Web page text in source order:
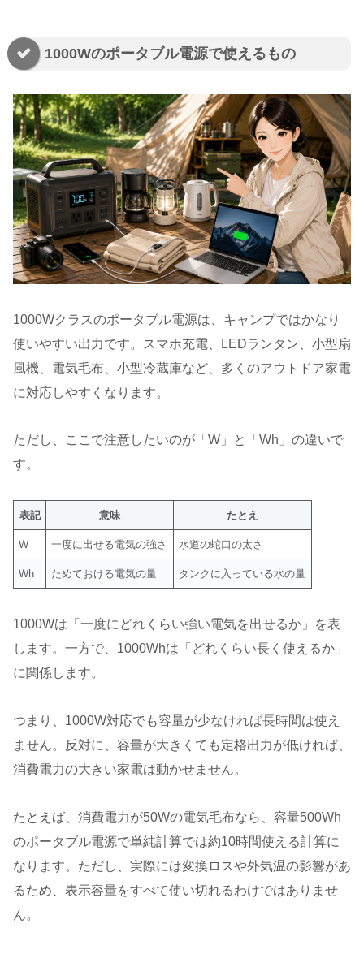
1000Wのポータブル電源で使えるもの
1000Wクラスのポータブル電源は、キャンプではかなり
使いやすい出力です。スマホ充電、LEDランタン、小型扇
風機、電気毛布、小型冷蔵庫など、多くのアウトドア家電
に対応しやすくなります。
ただし、ここで注意したいのが「W」と「Wh」の違いで
す。
表記 意味 たとえ
W 一度に出せる電気の強さ 水道の蛇口の太さ
Wh ためておける電気の量 タンクに入っている水の量
1000Wは「一度にどれくらい強い電気を出せるか」を表
します。一方で、1000Whは「どれくらい長く使えるか」
に関係します。
つまり、1000W対応でも容量が少なければ長時間は使え
ません。反対に、容量が大きくても定格出力が低ければ、
消費電力の大きい家電は動かせません。
たとえば、消費電力が50Wの電気毛布なら、容量500Wh
のポータブル電源で単純計算では約10時間使える計算に
なります。ただし、実際には変換ロスや外気温の影響があ
るため、表示容量をすべて使い切れるわけではありませ
ん。